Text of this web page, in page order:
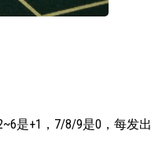
是+1，7/8/9是0，每发出